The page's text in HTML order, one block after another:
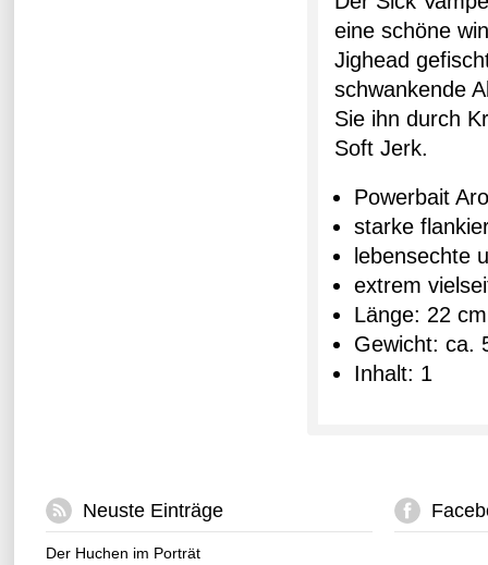
eine schöne
Jighead
schwankende
Sie ihn durch
Soft Jerk.
Powerbait
starke
lebensechte
extrem
Länge: 22 cm
Gewicht: ca.
Inhalt: 1
Neuste Einträge
Der Huchen im Porträt